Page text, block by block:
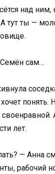
над ним,
тут ты —
сам…
понять.
лет.
— Анна
рабочий